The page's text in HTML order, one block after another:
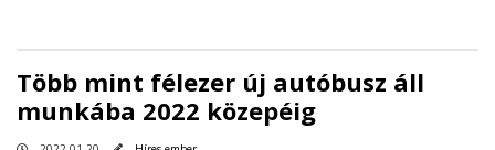
Több mint félezer új autóbusz áll
munkába 2022 közepéig